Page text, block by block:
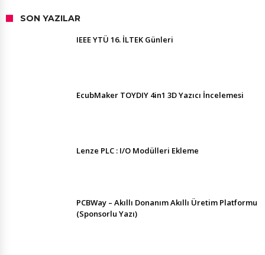
SON YAZILAR
IEEE YTÜ 16. İLTEK Günleri
EcubMaker TOYDIY 4in1 3D Yazıcı İncelemesi
Lenze PLC : I/O Modülleri Ekleme
PCBWay – Akıllı Donanım Akıllı Üretim Platformu
(Sponsorlu Yazı)